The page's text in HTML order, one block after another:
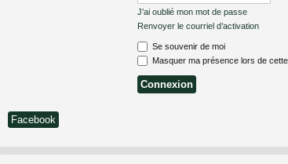
J’ai oublié mon mot de passe
Renvoyer le courriel d’activation
Se souvenir de moi
Masquer ma présence lors de
Facebook